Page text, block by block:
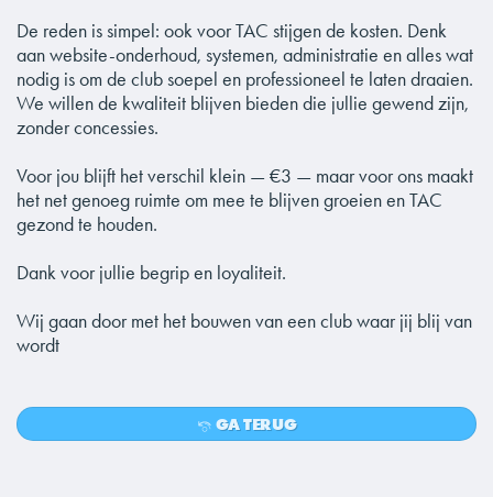
De reden is simpel: ook voor TAC stijgen de kosten. Denk
aan website-onderhoud, systemen, administratie en alles wat
nodig is om de club soepel en professioneel te laten draaien.
We willen de kwaliteit blijven bieden die jullie gewend zijn,
zonder concessies.
Voor jou blijft het verschil klein — €3 — maar voor ons maakt
het net genoeg ruimte om mee te blijven groeien en TAC
gezond te houden.
Dank voor jullie begrip en loyaliteit.
Wij gaan door met het bouwen van een club waar jij blij van
wordt
GA TERUG